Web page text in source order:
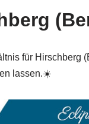
für Hirschberg
lassen.☀️